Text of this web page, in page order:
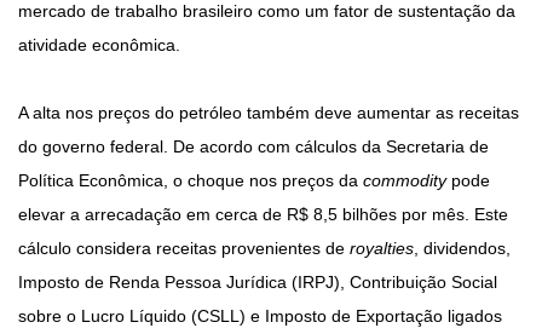
mercado de trabalho brasileiro como um fator de sustentação da
atividade econômica.
A alta nos preços do petróleo também deve aumentar as receitas
do governo federal. De acordo com cálculos da Secretaria de
Política Econômica, o choque nos preços da commoditypode
elevar a arrecadação em cerca de R$ 8,5 bilhões por mês. Este
cálculo considera receitas provenientes de royalties, dividendos,
Imposto de Renda Pessoa Jurídica (IRPJ), Contribuição Social
sobre o Lucro Líquido (CSLL) e Imposto de Exportação ligados